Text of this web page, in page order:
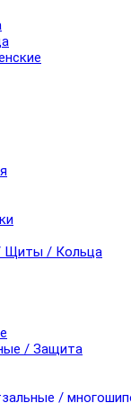
Щиты / Кольца
/ Защита
/